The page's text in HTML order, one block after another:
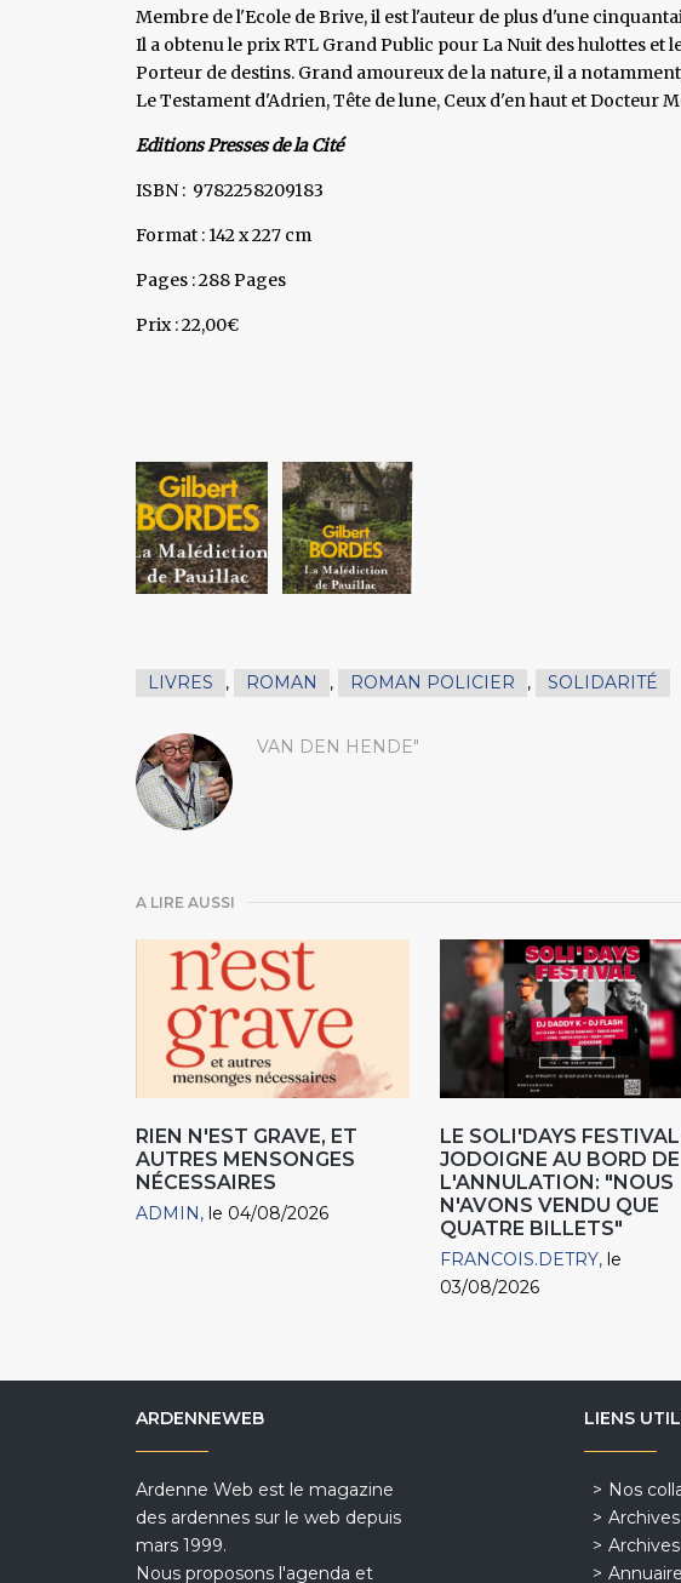
Membre de l'Ecole de Brive, il est l'auteur de plus d'une
Il a obtenu le prix RTL Grand Public pour La Nuit des hulottes et
Porteur de destins. Grand amoureux de la nature, il a
Le Testament d'Adrien, Tête de lune, Ceux d'en haut et Docteur
Editions Presses de la Cité
ISBN : 9782258209183
Format : 142 x 227 cm
Pages : 288 Pages
Prix : 22,00€
LIVRES , ROMAN , ROMAN POLICIER , SOLIDARITÉ
VAN DEN HENDE"
A LIRE AUSSI
RIEN N'EST GRAVE, ET
AUTRES MENSONGES
NÉCESSAIRES
ADMIN le 04/08/2026
LE SOLI'DAYS
JODOIGNE AU BORD DE
L'ANNULATION: "NOUS
N'AVONS VENDU QUE
QUATRE BILLETS"
FRANCOIS.DETRY le
03/08/2026
ARDENNEWEB
Ardenne Web est le magazine
des ardennes sur le web depuis
mars 1999.
Nous proposons l'agenda et
LIENS
Nos
Archives